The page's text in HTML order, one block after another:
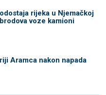
rijeka u Njemačkoj
voze kamioni
Aramca nakon napada